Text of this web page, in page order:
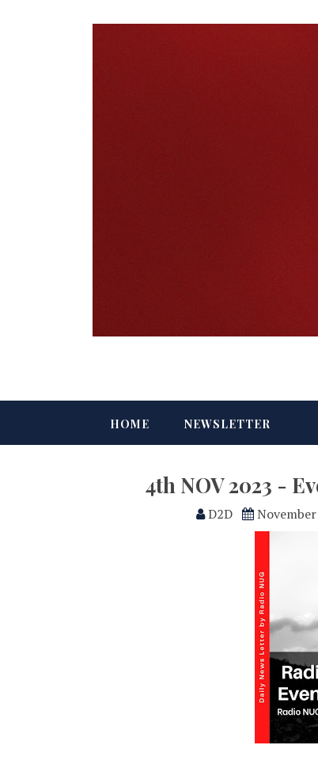
HOME NEWSLETTER
4th NOV 2023 -
D2D